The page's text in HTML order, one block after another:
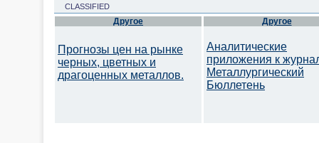
CLASSIFIED
Другое
Прогнозы цен на рынке
черных, цветных и
драгоценных металлов.
Другое
Аналитические
приложения к
Металлургический
Бюллетень